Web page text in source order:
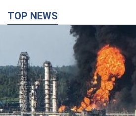
TOP NEWS